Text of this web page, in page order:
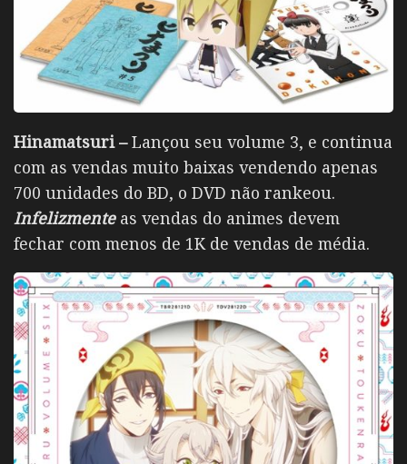
Hinamatsuri –Lançou seu volume 3, e continua
com as vendas muito baixas vendendo apenas
700 unidades do BD, o DVD não rankeou.
Infelizmente as vendas do animes devem
fechar com menos de 1K de vendas de média.